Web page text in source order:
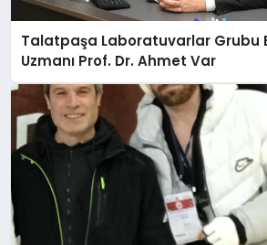
Talatpaşa Laboratuvarlar Grubu
Uzmanı Prof. Dr. Ahmet Var